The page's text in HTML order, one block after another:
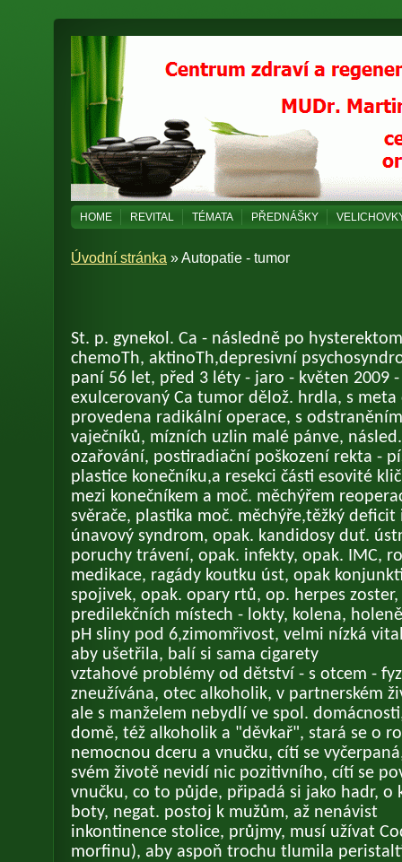
HOME REVITAL TÉMATA PŘEDNÁŠKY
Úvodní stránka » Autopatie - tumor
St. p. gynekol. Ca - následně po
chemoTh, aktinoTh,depresivní
paní 56 let, před 3 léty - jaro - květen 2009
exulcerovaný Ca tumor dělož. hrdla, s
provedena radikální operace, s
vaječníků, mízních uzlin malé pánve,
ozařování, postiradiační poškození rekta -
plastice konečníku,a resekci části esovité
mezi konečníkem a moč. měchýřem
svěrače, plastika moč. měchýře,těžký
únavový syndrom, opak. kandidosy duť.
poruchy trávení, opak. infekty, opak. IMC,
medikace, ragády koutku úst, opak
spojivek, opak. opary rtů, op. herpes
predilekčních místech - lokty, kolena,
pH sliny pod 6,zimomřivost, velmi nízká
aby ušetřila, balí si sama cigarety
vztahové problémy od dětství - s otcem -
zneužívána, otec alkoholik, v partnerském
ale s manželem nebydlí ve spol.
domě, též alkoholik a "děvkař", stará se o
nemocnou dceru a vnučku, cítí se
svém životě nevidí nic pozitivního, cítí se
vnučku, co to půjde, připadá si jako hadr, o
boty, negat. postoj k mužům, až nenávist
inkontinence stolice, průjmy, musí užívat
morfinu), aby aspoň trochu tlumila